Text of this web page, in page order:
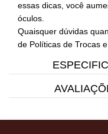
essas dicas, você
óculos.
Quaisquer dúvidas
de Políticas de Trocas